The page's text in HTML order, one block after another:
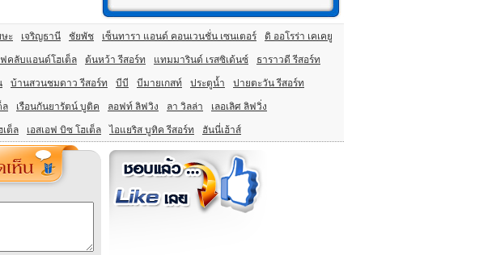
ะ เจริญธานี ชัยพัช เซ็นทารา แอนด์ คอนเวนชั่น เซนเตอร์ ดิ ออโรร่า เคเคยู
คลับแอนด์โฮเต็ล ต้นหว้า รีสอร์ท แทมมารินด์ เรสซิเด้นซ์ ธาราวดี รีสอร์ท
บ้านสวนชมดาว รีสอร์ท บีบี บีมายเกสท์ ประตูน้ำ ปายตะวัน รีสอร์ท
ล เรือนกันยารัตน์ บูติค ลอฟท์ ลิฟวิง ลา วิลล่า เลอเลิศ ลิฟวิ่ง
เต็ล เอสเอฟ บิซ โฮเต็ล ไอแยริส บูทิค รีสอร์ท ฮันนี่เฮ้าส์